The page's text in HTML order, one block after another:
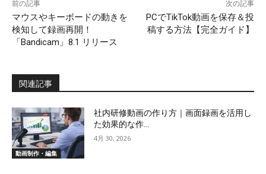
前の記事
マウスやキーボードの動きを
検知して録画再開！
「Bandicam」8.1 リリース
次の記事
PCでTikTok動画を保存＆投
稿する方法【完全ガイド】
関連記事
動画制作・編集
社内研修動画の作り方｜画面録画を活用し
た効果的な作...
4月 30, 2026